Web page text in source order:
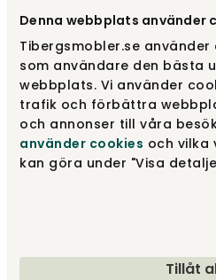
Denna webbplats använder
Tibergsmobler.se
som användare den bästa
webbplats. Vi använder
trafik och förbättra
och annonser till våra
använder cookies och vilka
kan göra under "Visa
Tillåt
14 995 kr